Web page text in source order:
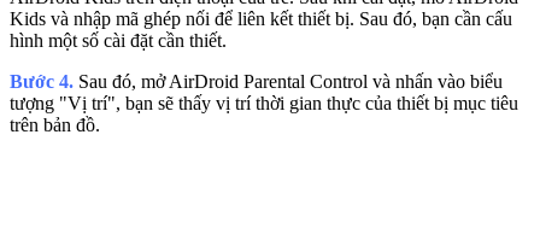
Kids và nhập mã ghép nối để liên kết thiết bị. Sau đó, bạn cần cấu
hình một số cài đặt cần thiết.
Bước 4. Sau đó, mở AirDroid Parental Control và nhấn vào biểu
tượng "Vị trí", bạn sẽ thấy vị trí thời gian thực của thiết bị mục tiêu
trên bản đồ.